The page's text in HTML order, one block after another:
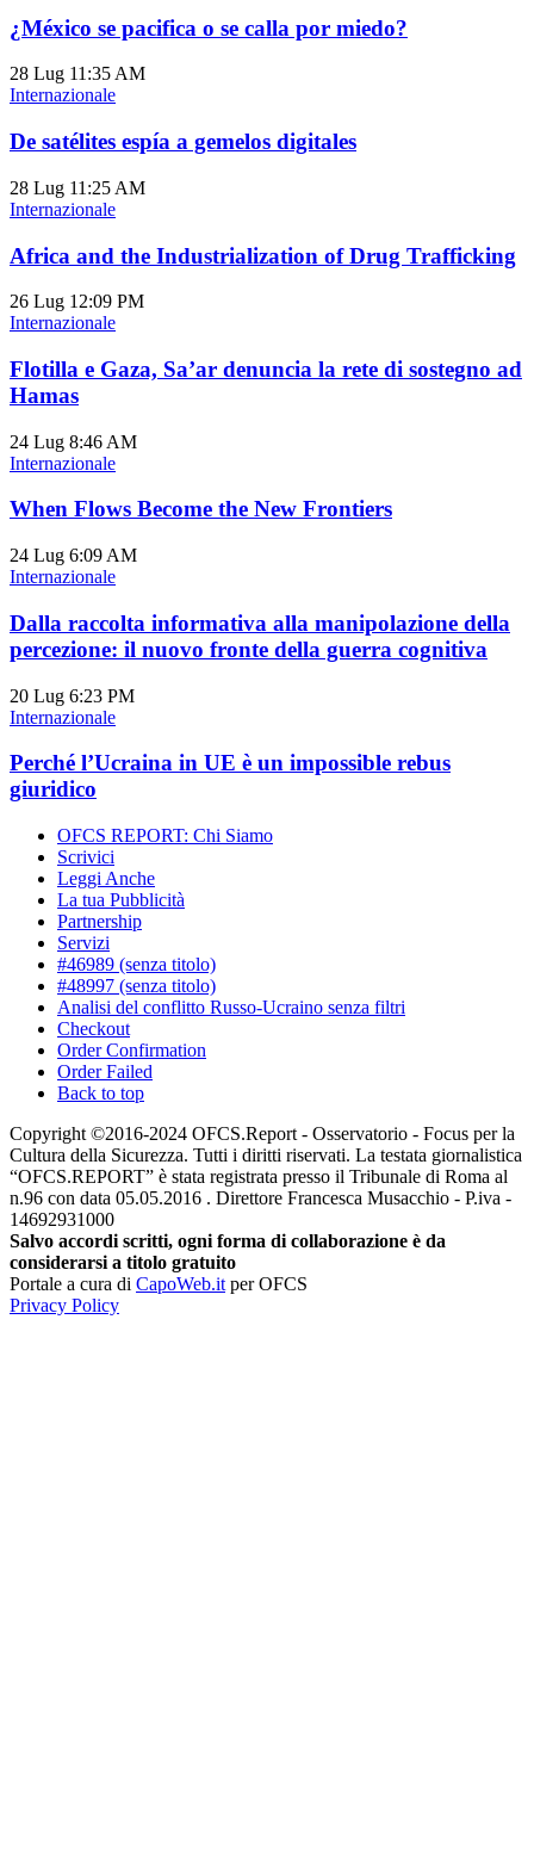
¿México se pacifica o se calla por miedo?
28 Lug 11:35 AM
Internazionale
De satélites espía a gemelos digitales
28 Lug 11:25 AM
Internazionale
Africa and the Industrialization of Drug Trafficking
26 Lug 12:09 PM
Internazionale
Flotilla e Gaza, Sa’ar denuncia la rete di sostegno ad
Hamas
24 Lug 8:46 AM
Internazionale
When Flows Become the New Frontiers
24 Lug 6:09 AM
Internazionale
Dalla raccolta informativa alla manipolazione della
percezione: il nuovo fronte della guerra cognitiva
20 Lug 6:23 PM
Internazionale
Perché l’Ucraina in UE è un impossible rebus
giuridico
OFCS REPORT: Chi Siamo
Scrivici
Leggi Anche
La tua Pubblicità
Partnership
Servizi
#46989 (senza titolo)
#48997 (senza titolo)
Analisi del conflitto Russo-Ucraino senza filtri
Checkout
Order Confirmation
Order Failed
Back to top
Copyright ©2016-2024 OFCS.Report - Osservatorio - Focus per la
Cultura della Sicurezza. Tutti i diritti riservati. La testata giornalistica
“OFCS.REPORT” è stata registrata presso il Tribunale di Roma al
n.96 con data 05.05.2016 . Direttore Francesca Musacchio - P.iva -
14692931000
Salvo accordi scritti, ogni forma di collaborazione è da
considerarsi a titolo gratuito
Portale a cura di CapoWeb.it per OFCS
Privacy Policy